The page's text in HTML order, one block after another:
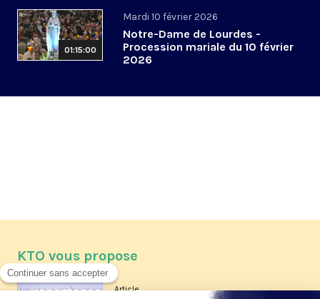
01:15:00
Mardi 10 février 2026
Notre-Dame de Lourdes -
Procession mariale du 10 février
2026
KTO vous propose
Article